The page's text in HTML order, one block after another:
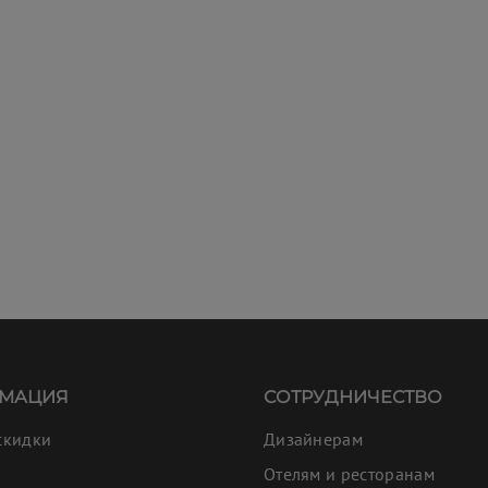
СОТРУДНИЧЕСТВО
Дизайнерам
Отелям и ресторанам